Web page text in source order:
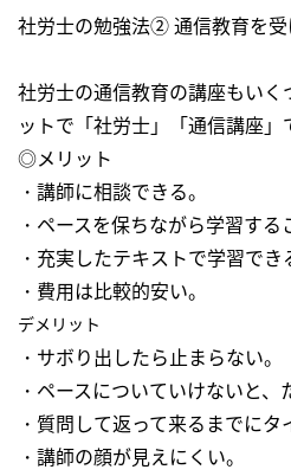
社労士の勉強法② 通信教育を受
社労士の通信教育の講座もいく
ットで「社労士」「通信講座」
◎メリット
・講師に相談できる。
・ペースを保ちながら学習する
・充実したテキストで学習でき
・費用は比較的安い。
デメリット
・サボり出したら止まらない。
・ペースについていけないと、
・質問して返って来るまでにタ
・講師の顔が見えにくい。